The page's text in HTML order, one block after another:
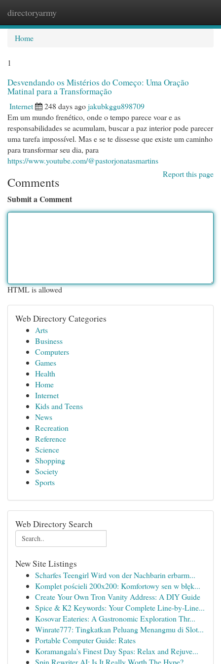
directoryarmy
Home
1
Desvendando os Mistérios do Começo: Uma Oração
Matinal para a Transformação
Internet 248 days agojakubkggu898709
Em um mundo frenético, onde o tempo parece voar e as
responsabilidades se acumulam, buscar a paz interior pode parecer
uma tarefa impossível. Mas e se te dissesse que existe um caminho
para transformar seu dia, para
https://www.youtube.com/@pastorjonatasmartins
Report this page
Comments
Submit a Comment
HTML is allowed
Web Directory Categories
Arts
Business
Computers
Games
Health
Home
Internet
Kids and Teens
News
Recreation
Reference
Science
Shopping
Society
Sports
Web Directory Search
New Site Listings
Scharfes Teengirl Wird von der Nachbarin erbarm...
Komplet pościeli 200x200: Komfortowy sen w błęk...
Create Your Own Tron Vanity Address: A DIY Guide
Spice & K2 Keywords: Your Complete Line-by-Line...
Kosovar Eateries: A Gastronomic Exploration Thr...
Winrate777: Tingkatkan Peluang Menangmu di Slot...
Portable Computer Guide: Rates
Koramangala's Finest Day Spas: Relax and Rejuve...
Spin Rewriter AI: Is It Really Worth The Hype?